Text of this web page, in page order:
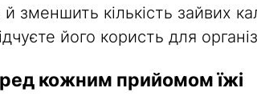
зменшить кількість зайвих
його користь для
кожним прийомом їжі